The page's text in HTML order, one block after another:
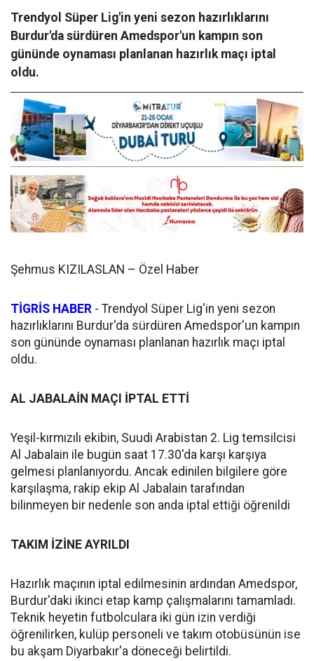
Trendyol Süper Lig'in yeni sezon hazırlıklarını
Burdur'da sürdüren Amedspor'un kampın son
gününde oynaması planlanan hazırlık maçı iptal
oldu.
Şehmus KIZILASLAN – Özel Haber
TİGRİS HABER - Trendyol Süper Lig'in yeni sezon
hazırlıklarını Burdur'da sürdüren Amedspor'un kampın
son gününde oynaması planlanan hazırlık maçı iptal
oldu.
AL JABALAİN MAÇI İPTAL ETTİ
Yeşil-kırmızılı ekibin, Suudi Arabistan 2. Lig temsilcisi
Al Jabalain ile bugün saat 17.30'da karşı karşıya
gelmesi planlanıyordu. Ancak edinilen bilgilere göre
karşılaşma, rakip ekip Al Jabalain tarafından
bilinmeyen bir nedenle son anda iptal ettiği öğrenildi
TAKIM İZİNE AYRILDI
Hazırlık maçının iptal edilmesinin ardından Amedspor,
Burdur'daki ikinci etap kamp çalışmalarını tamamladı.
Teknik heyetin futbolculara iki gün izin verdiği
öğrenilirken, kulüp personeli ve takım otobüsünün ise
bu akşam Diyarbakır'a döneceği belirtildi.